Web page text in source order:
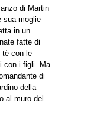
di Martin
sua moglie
in un
fatte di
tè con le
con i figli. Ma
di
della
al muro del